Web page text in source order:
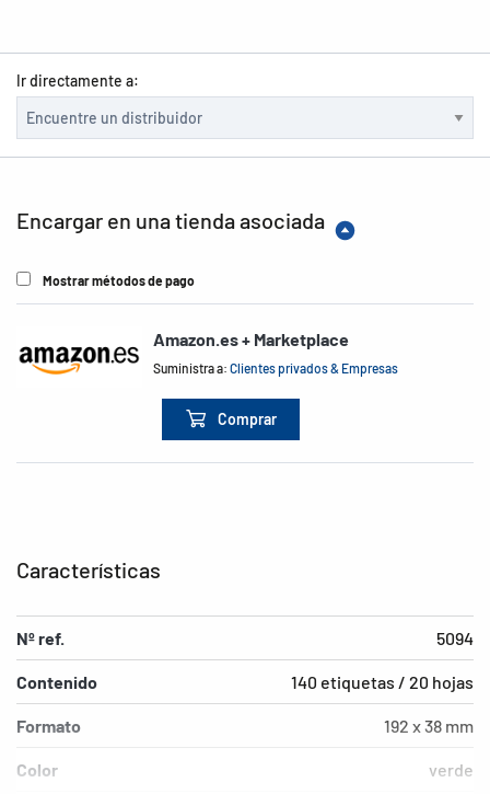
Ir directamente a:
Encargar en una tienda asociada
Mostrar métodos de pago
Amazon.es + Marketplace
Suministra a:Clientes privados & Empresas
Comprar
Características
Nº ref. 5094
Contenido 140 etiquetas / 20 hojas
Formato 192 x 38 mm
Color verde